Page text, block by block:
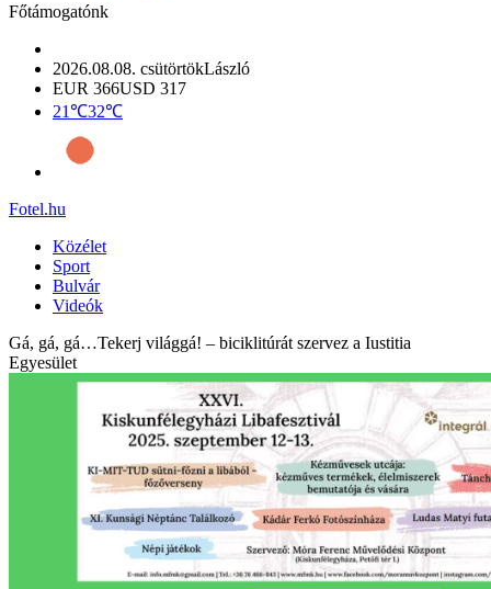
Főtámogatónk
2026.08.08. csütörtökLászló
EUR 366USD 317
21℃32℃
Fotel.hu
Közélet
Sport
Bulvár
Videók
Gá, gá, gá…Tekerj világgá! – biciklitúrát szervez a Iustitia
Egyesület